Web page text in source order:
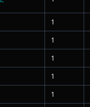
1
1
1
1
1